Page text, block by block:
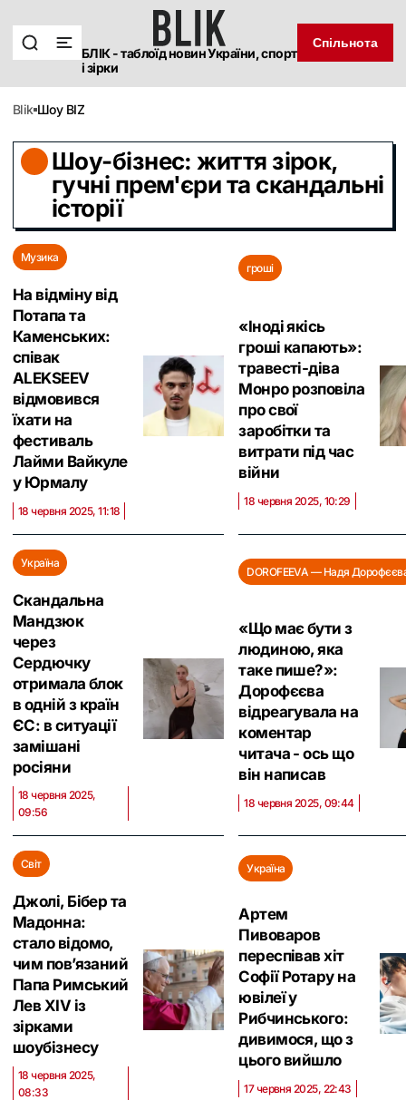
БЛІК - таблоїд новин України, спорт
і зірки
Спільнота
blik Шоу BIZ
Шоу-бізнес: життя зірок,
гучні прем'єри та скандальні
історії
Музика
На відміну від
Потапа та
Каменських:
співак
ALEKSEEV
відмовився
їхати на
фестиваль
Лайми Вайкуле
у Юрмалу
18 червня 2025, 11:18
гроші
«Іноді якісь
гроші капають»:
травесті-діва
Монро розповіла
про свої
заробітки та
витрати під час
війни
18 червня 2025, 10:29
Україна
Скандальна
Мандзюк
через
Сердючку
отримала блок
в одній з країн
ЄС: в ситуації
замішані
росіяни
18 червня 2025,
09:56
DOROFEEVA — Надя
«Що має бути з
людиною, яка
таке пише?»:
Дорофєєва
відреагувала на
коментар
читача - ось що
він написав
18 червня 2025, 09:44
Світ
Джолі, Бібер та
Мадонна:
стало відомо,
чим пов’язаний
Папа Римський
Лев XIV із
зірками
шоубізнесу
18 червня 2025,
08:33
Україна
Артем
Пивоваров
переспівав хіт
Софії Ротару на
ювілеї у
Рибчинського:
дивимося, що з
цього вийшло
17 червня 2025, 22:43